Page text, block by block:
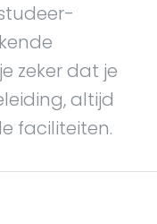
zeker dat je
altijd
faciliteiten.